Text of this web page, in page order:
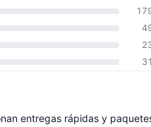
31
entregas rápidas y